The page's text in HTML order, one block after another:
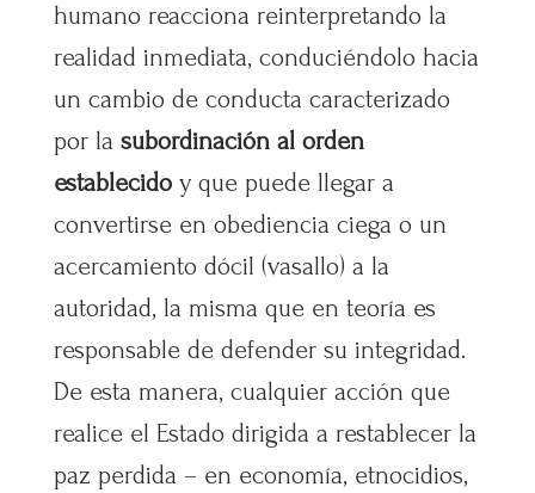
humano reacciona reinterpretando la
realidad inmediata, conduciéndolo hacia
un cambio de conducta caracterizado
por la subordinación al orden
establecido y que puede llegar a
convertirse en obediencia ciega o un
acercamiento dócil (vasallo) a la
autoridad, la misma que en teoría es
responsable de defender su integridad.
De esta manera, cualquier acción que
realice el Estado dirigida a restablecer la
paz perdida – en economía, etnocidios,